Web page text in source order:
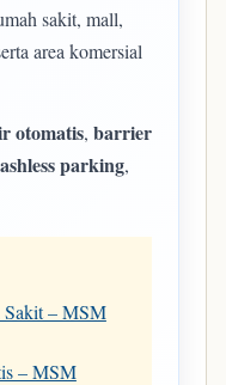
sakit, mall,
area komersial
otomatis, barrier
parking,
Sakit – MSM
– MSM